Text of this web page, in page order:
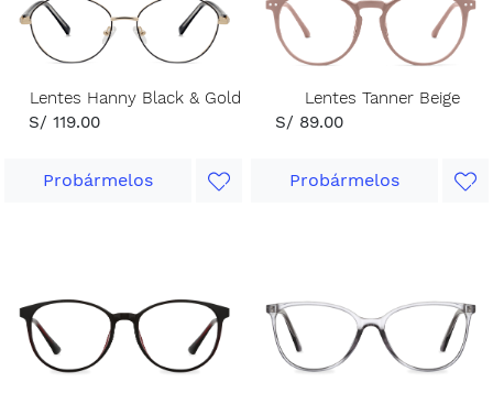
Lentes Hanny Black & Gold
S/ 119.00
Probármelos
Lentes Tanner Beige
S/ 89.00
Probármelos